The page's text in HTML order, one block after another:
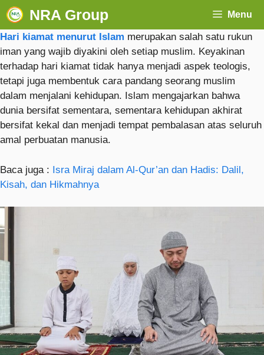
NRA Group Menu
Hari kiamat menurut Islam merupakan salah satu rukun
iman yang wajib diyakini oleh setiap muslim. Keyakinan
terhadap hari kiamat tidak hanya menjadi aspek teologis,
tetapi juga membentuk cara pandang seorang muslim
dalam menjalani kehidupan. Islam mengajarkan bahwa
dunia bersifat sementara, sementara kehidupan akhirat
bersifat kekal dan menjadi tempat pembalasan atas seluruh
amal perbuatan manusia.
Baca juga : Isra Miraj dalam Al-Qur’an dan Hadis: Dalil,
Kisah, dan Hikmahnya